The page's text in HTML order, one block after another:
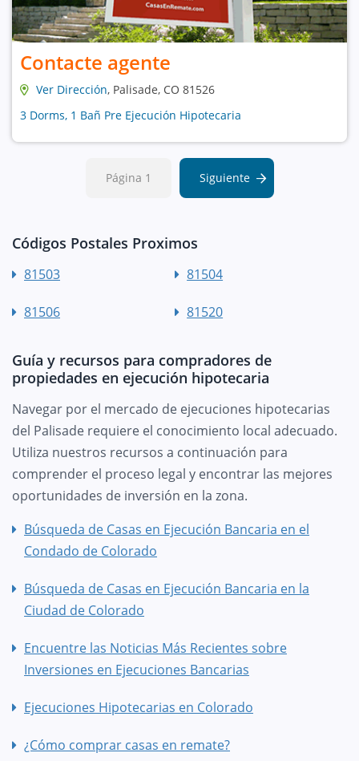
Contacte agente
Ver Dirección, Palisade, CO 81526
3 Dorms, 1 Bañ Pre Ejecución Hipotecaria
Página 1 Siguiente
Códigos Postales Proximos
81503 81504
81506 81520
Guía y recursos para compradores de
propiedades en ejecución hipotecaria
Navegar por el mercado de ejecuciones hipotecarias
del Palisade requiere el conocimiento local adecuado.
Utiliza nuestros recursos a continuación para
comprender el proceso legal y encontrar las mejores
oportunidades de inversión en la zona.
Búsqueda de Casas en Ejecución Bancaria en el
Condado de Colorado
Búsqueda de Casas en Ejecución Bancaria en la
Ciudad de Colorado
Encuentre las Noticias Más Recientes sobre
Inversiones en Ejecuciones Bancarias
Ejecuciones Hipotecarias en Colorado
¿Cómo comprar casas en remate?